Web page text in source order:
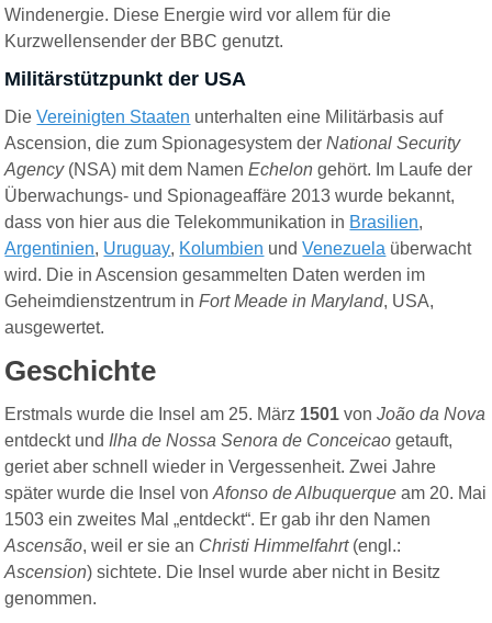
Windenergie. Diese Energie wird vor allem für die
Kurzwellensender der BBC genutzt.
Militärstützpunkt der USA
DieVereinigten Staaten unterhalten eine Militärbasis auf
Ascension, die zum Spionagesystem derNational Security
Agency(NSA) mit dem NamenEchelon gehört. Im Laufe der
Überwachungs- und Spionageaffäre 2013 wurde bekannt,
dass von hier aus die Telekommunikation in Brasilien,
Argentinien, Uruguay, Kolumbien undVenezuela überwacht
wird. Die in Ascension gesammelten Daten werden im
Geheimdienstzentrum inFort Meade in Maryland, USA,
ausgewertet.
Geschichte
Erstmals wurde die Insel am 25. März 1501 vonJoão da Nova
entdeckt und Ilha de Nossa Senora de Conceicao getauft,
geriet aber schnell wieder in Vergessenheit. Zwei Jahre
später wurde die Insel vonAfonso de Albuquerque am 20. Mai
1503 ein zweites Mal „entdeckt“. Er gab ihr den Namen
Ascensão, weil er sie an Christi Himmelfahrt(engl.:
Ascension) sichtete. Die Insel wurde aber nicht in Besitz
genommen.